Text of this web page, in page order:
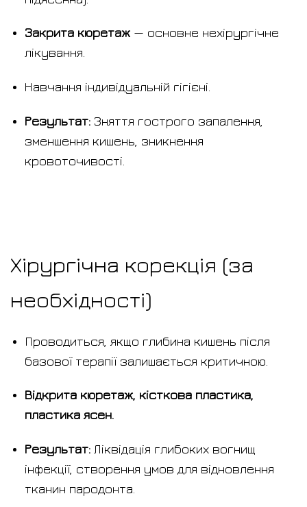
Закрита кюретаж— основне нехірургічне
лікування.
Навчання індивідуальній гігієні.
Результат:Зняття гострого запалення,
зменшення кишень, зникнення
кровоточивості.
Хірургічна корекція (за
необхідності)
Проводиться, якщо глибина кишень після
базової терапії залишається критичною.
Відкрита кюретаж, кісткова пластика,
пластика ясен.
Результат:Ліквідація глибоких вогнищ
інфекції, створення умов для відновлення
тканин пародонта.